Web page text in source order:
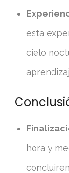
esta
cielo
hora y